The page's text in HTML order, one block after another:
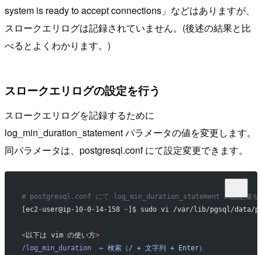
system is ready to accept connections」などはありますが、
スロークエリログは記録されていません。(後述の結果と比
べるとよくわかります。)
スロークエリログの設定を行う
スロークエリログを記録するために
log_min_duration_statement パラメータの値を変更します。
同パラメータは、postgresql.conf にて設定変更できます。
# postgresql.conf にて log_min_duration_statement の設定値を
[ec2-user@ip-10-0-14-158 ~]$ sudo vi /var/lib/pgsql/data/
<以下は vim の使い方>
/log_min_duration
  ←
検索（/ + 文字列 + Enter）